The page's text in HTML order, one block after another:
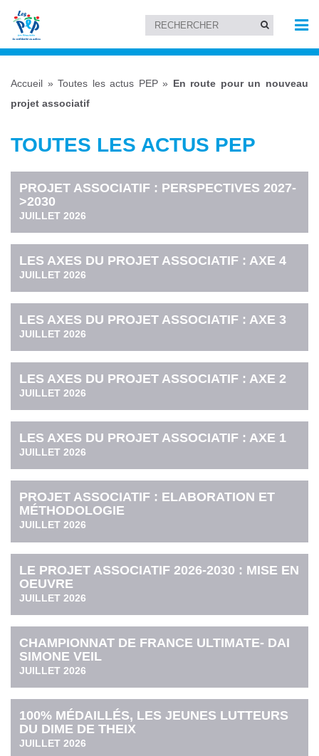
Accueil »Toutes les actus PEP» En route pour un nouveau
projet associatif
TOUTES LES ACTUS PEP
PROJET ASSOCIATIF : PERSPECTIVES 2027-
>2030
JUILLET 2026
LES AXES DU PROJET ASSOCIATIF : AXE 4
JUILLET 2026
LES AXES DU PROJET ASSOCIATIF : AXE 3
JUILLET 2026
LES AXES DU PROJET ASSOCIATIF : AXE 2
JUILLET 2026
LES AXES DU PROJET ASSOCIATIF : AXE 1
JUILLET 2026
PROJET ASSOCIATIF : ELABORATION ET
MÉTHODOLOGIE
JUILLET 2026
LE PROJET ASSOCIATIF 2026-2030 : MISE EN
OEUVRE
JUILLET 2026
CHAMPIONNAT DE FRANCE ULTIMATE- DAI
SIMONE VEIL
JUILLET 2026
100% MÉDAILLÉS, LES JEUNES LUTTEURS
DU DIME DE THEIX
JUILLET 2026